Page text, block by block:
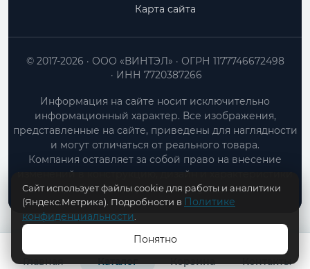
В КОРЗИНУ
Карта сайта
ООО «ВИНТЭЛ»
ОГРН 1177746672498
ИНН 7720387266
© 2017-2026
Информация на сайте носит исключительно
информационный характер. Все изображения,
представленные на сайте, приведены для наглядности
и могут отличаться от реального товара.
Компания оставляет за собой право на внесение
изменений в конструкцию, дизайн и характеристики
товара без предварительного уведомления.
Сайт использует файлы cookie для работы и аналитики
(Яндекс.Метрика). Подробности в Политике
конфиденциальности
Понятно
Главная
Каталог Корзина Контакты